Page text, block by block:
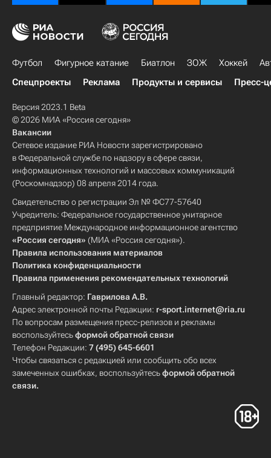
Футбол Фигурное катание Биатлон ЗОЖ Хоккей
Спецпроекты
Реклама Продукты и сервисы Пресс-
Версия 2023.1 Beta
© 2026 МИА «Россия сегодня»
Вакансии
Сетевое издание РИА Новости зарегистрировано
в Федеральной службе по надзору в сфере связи,
информационных технологий и массовых коммуникаций
(Роскомнадзор) 08 апреля 2014 года.
Свидетельство о регистрации Эл № ФС77-57640
Учредитель: Федеральное государственное унитарное
предприятие Международное информационное агентство
«Россия сегодня» (МИА «Россия сегодня»).
Правила использования материалов
Политика конфиденциальности
Правила применения рекомендательных технологий
Главный редактор: Гаврилова А.В.
Адрес электронной почты Редакции: r-sport.internet@ria.ru
По вопросам размещения пресс-релизов и рекламы
воспользуйтесьформой обратной связи
Телефон Редакции: 7 (495) 645-6601
Чтобы связаться с редакцией или сообщить обо всех
замеченных ошибках, воспользуйтесьформой обратной
связи.